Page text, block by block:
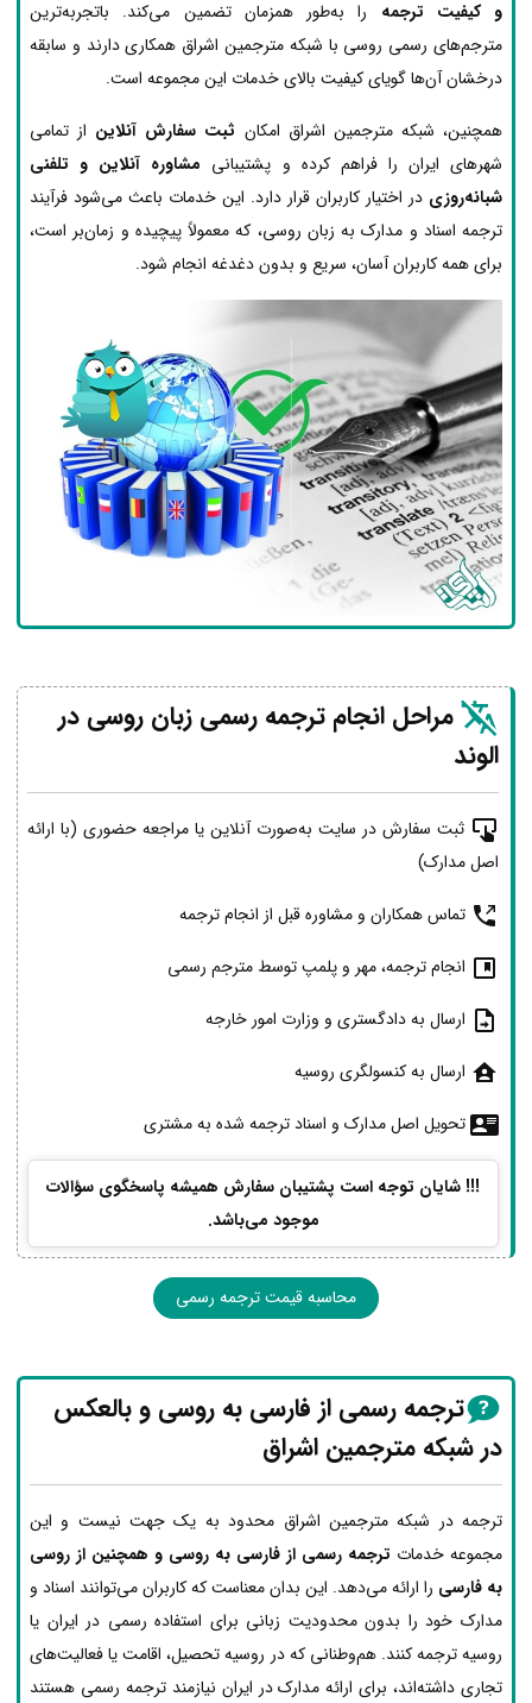
و کیفیت ترجمه را به‌طور همزمان تضمین می‌کند. باتجربه‌ترین
مترجم‌های رسمی روسی با شبکه مترجمین اشراق همکاری دارند و سابقه
درخشان آن‌ها گویای کیفیت بالای خدمات این مجموعه است.
همچنین، شبکه مترجمین اشراق امکان ثبت سفارش آنلاین از تمامی
شهرهای ایران را فراهم کرده و پشتیبانی مشاوره آنلاین و تلفنی
شبانه‌روزی در اختیار کاربران قرار دارد. این خدمات باعث می‌شود فرآیند
ترجمه اسناد و مدارک به زبان روسی، که معمولاً پیچیده و زمان‌بر است،
برای همه کاربران آسان، سریع و بدون دغدغه انجام شود.
مراحل انجام ترجمه رسمی زبان روسی در
الوند
ثبت سفارش در سایت به‌صورت آنلاین یا مراجعه حضوری (با ارائه
اصل مدارک)
تماس همکاران و مشاوره قبل از انجام ترجمه
انجام ترجمه، مهر و پلمپ توسط مترجم رسمی
ارسال به دادگستری و وزارت امور خارجه
ارسال به کنسولگری روسیه
تحویل اصل مدارک و اسناد ترجمه شده به مشتری
!!! شایان توجه است پشتیبان سفارش همیشه پاسخگوی سؤالات
موجود می‌باشد.
محاسبه قیمت ترجمه رسمی
ترجمه رسمی از فارسی به روسی و بالعکس
در شبکه مترجمین اشراق
ترجمه در شبکه مترجمین اشراق محدود به یک جهت نیست و این
مجموعه خدمات ترجمه رسمی از فارسی به روسی و همچنین از روسی
به فارسی را ارائه می‌دهد. این بدان معناست که کاربران می‌توانند اسناد و
مدارک خود را بدون محدودیت زبانی برای استفاده رسمی در ایران یا
روسیه ترجمه کنند. هم‌وطنانی که در روسیه تحصیل، اقامت یا فعالیت‌های
تجاری داشته‌اند، برای ارائه مدارک در ایران نیازمند ترجمه رسمی هستند